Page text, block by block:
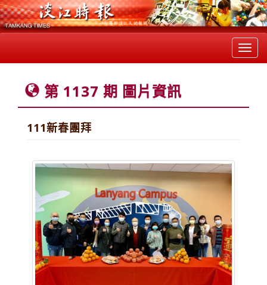
第 1137 期 圖片資訊
111新春團拜